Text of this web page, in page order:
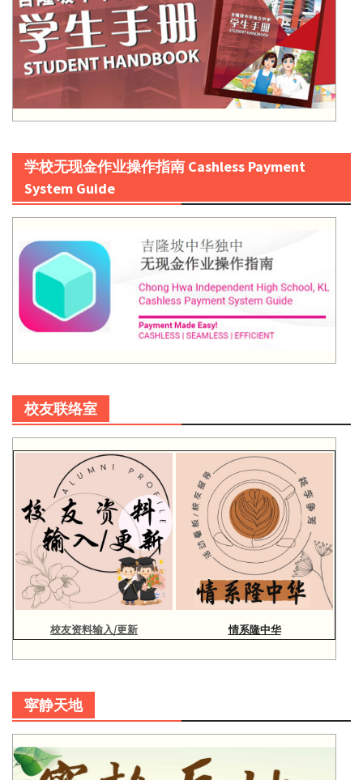
学校无现金作业操作指南 Cashless Payment
System Guide
校友联络室
校友资料输入/更新 情系隆中华
寜静天地